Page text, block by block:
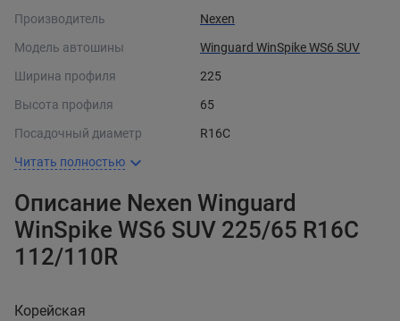
Производитель
Nexen
Модель автошины
Winguard WinSpike WS6 SUV
Ширина профиля
225
Высота профиля
65
Посадочный диаметр
R16C
Читать полностью
Описание Nexen Winguard
WinSpike WS6 SUV 225/65 R16C
112/110R
Корейская